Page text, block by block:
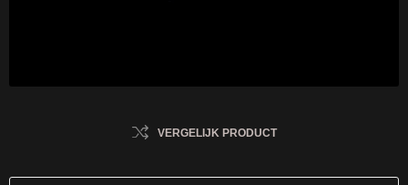
VERGELIJK PRODUCT